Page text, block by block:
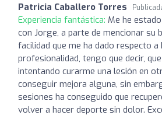
Patricia Caballero Torres
Experiencia fantástica: Me he
con Jorge, a parte de mencionar su
facilidad que me ha dado respecto
profesionalidad, tengo que decir,
intentando curarme una lesión en
conseguir mejora alguna, sin
sesiones ha conseguido que
volver a hacer deporte sin dolor.